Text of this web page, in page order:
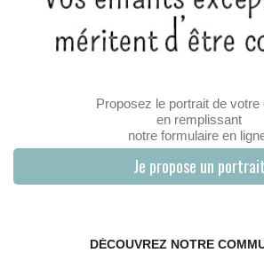
Proposez le portrait de votre
en remplissant
notre formulaire en
Je propose un portrait
DÉCOUVREZ NOTRE